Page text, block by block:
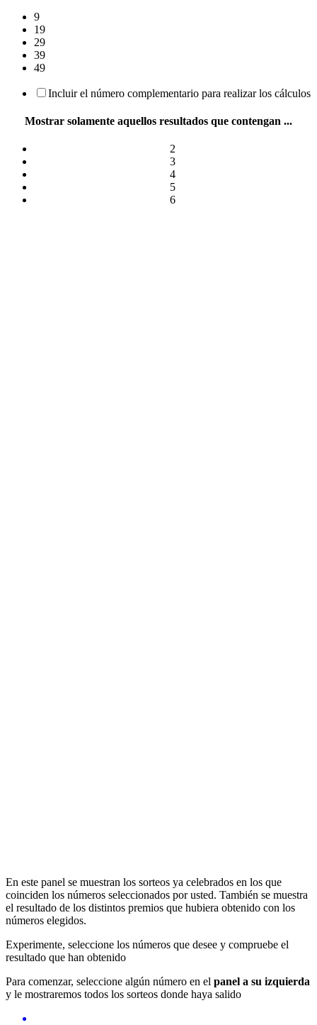
9
19
29
39
49
Incluir el número complementario para realizar los cálculos
Mostrar solamente aquellos resultados que contengan ...
2
3
4
5
6
En este panel se muestran los sorteos ya celebrados en los que
coinciden los números seleccionados por usted. También se muestra
el resultado de los distintos premios que hubiera obtenido con los
números elegidos.
Experimente, seleccione los números que desee y compruebe el
resultado que han obtenido
Para comenzar, seleccione algún número en el panel a su izquierda
y le mostraremos todos los sorteos donde haya salido